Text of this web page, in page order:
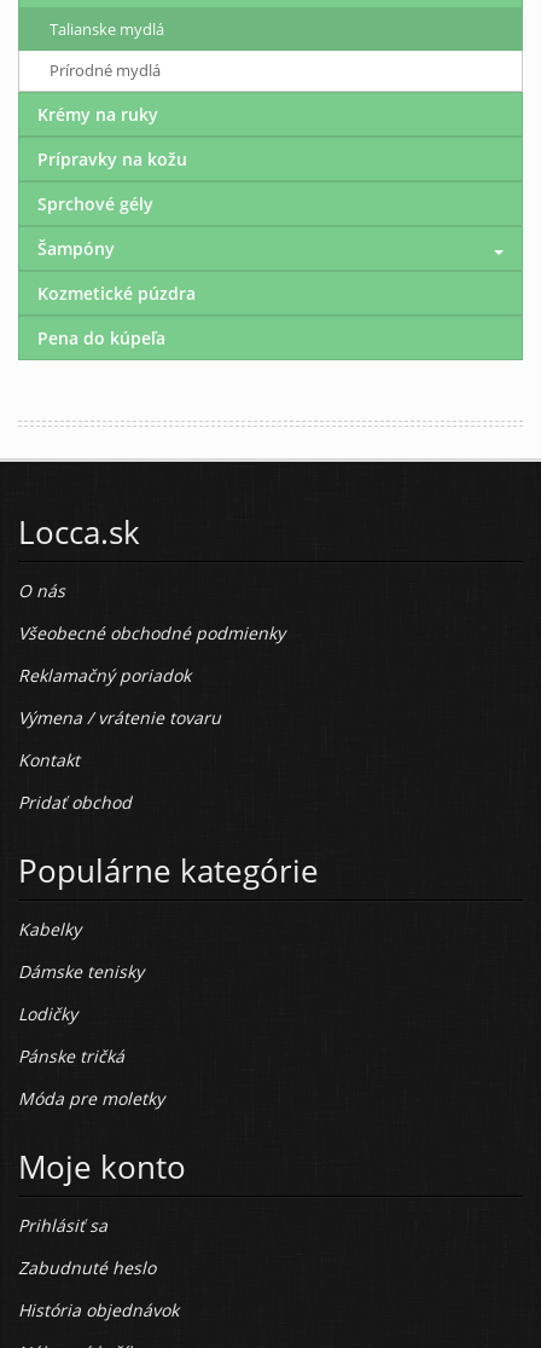
Talianske mydlá
Prírodné mydlá
Krémy na ruky
Prípravky na kožu
Sprchové gély
Šampóny
Kozmetické púzdra
Pena do kúpeľa
Locca.sk
O nás
Všeobecné obchodné podmienky
Reklamačný poriadok
Výmena / vrátenie tovaru
Kontakt
Pridať obchod
Populárne kategórie
Kabelky
Dámske tenisky
Lodičky
Pánske tričká
Móda pre moletky
Moje konto
Prihlásiť sa
Zabudnuté heslo
História objednávok